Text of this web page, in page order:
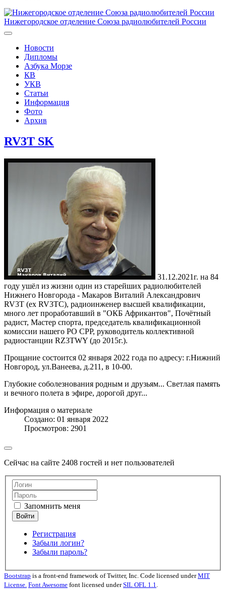
Нижегородское отделение Союза радиолюбителей России
Новости
Дипломы
Азбука Морзе
КВ
УКВ
Статьи
Информация
Фото
Архив
RV3T SK
31.12.2021г. на 84
году ушёл из жизни один из старейших радиолюбителей
Нижнего Новгорода - Макаров Виталий Александрович
RV3T (ex RV3TC), радиоинженер высшей квалификации,
много лет проработавший в "ОКБ Африкантов", Почётный
радист, Мастер спорта, председатель квалификационной
комиссии нашего РО СРР, руководитель коллективной
радиостанции RZ3TWY (до 2015г.).
Прощание состоится 02 января 2022 года по адресу: г.Нижний
Новгород, ул.Ванеева, д.211, в 10-00.
Глубокие соболезнования родным и друзьям... Светлая память
и вечного полета в эфире, дорогой друг...
Информация о материале
Создано: 01 января 2022
Просмотров: 2901
Сейчас на сайте 2408 гостей и нет пользователей
Запомнить меня
Регистрация
Забыли логин?
Забыли пароль?
Bootstrap is a front-end framework of Twitter, Inc. Code licensed underMIT
License. Font Awesome font licensed underSIL OFL 1.1